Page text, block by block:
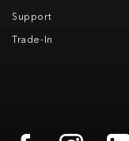
Support
Trade-In